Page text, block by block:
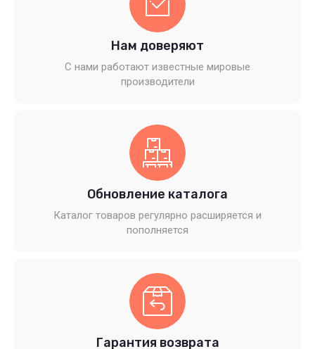
Нам доверяют
С нами работают известные мировые
производители
Обновление каталога
Каталог товаров регулярно расширяется и
пополняется
Гарантия возврата